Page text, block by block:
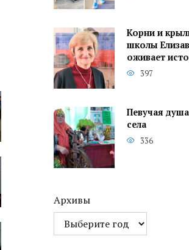
Корни и
школы
оживает
397
Певучая
села
336
Архивы